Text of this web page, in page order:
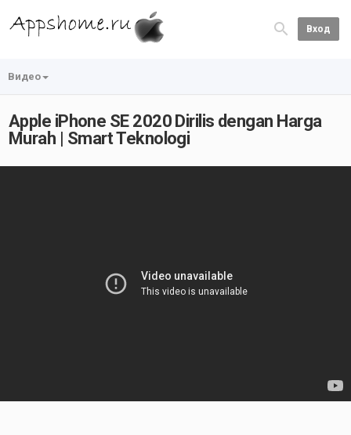
Вход
Видео
Apple iPhone SE 2020 Dirilis dengan Harga
Murah | Smart Teknologi